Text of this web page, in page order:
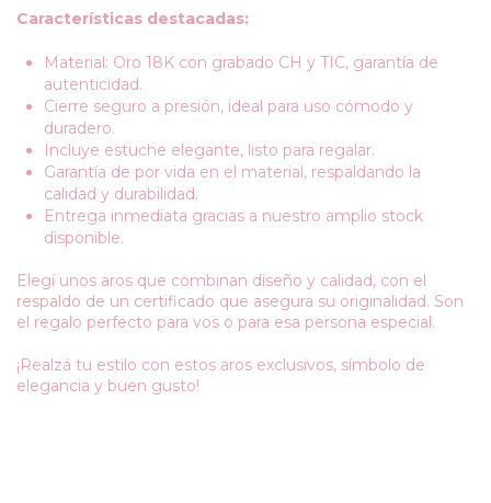
Características destacadas:
Material: Oro 18K con grabado CH y TIC, garantía de
autenticidad.
Cierre seguro a presión, ideal para uso cómodo y
duradero.
Incluye estuche elegante, listo para regalar.
Garantía de por vida en el material, respaldando la
calidad y durabilidad.
Entrega inmediata gracias a nuestro amplio stock
disponible.
Elegí unos aros que combinan diseño y calidad, con el
respaldo de un certificado que asegura su originalidad. Son
el regalo perfecto para vos o para esa persona especial.
¡Realzá tu estilo con estos aros exclusivos, símbolo de
elegancia y buen gusto!